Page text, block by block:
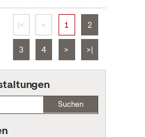
|< < 1 2
3 4 > >|
Suchen